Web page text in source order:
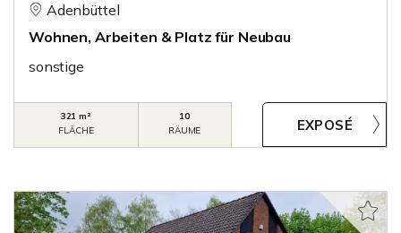
Adenbüttel
Wohnen, Arbeiten & Platz für Neubau
sonstige
321 m²
FLÄCHE
10
RÄUME